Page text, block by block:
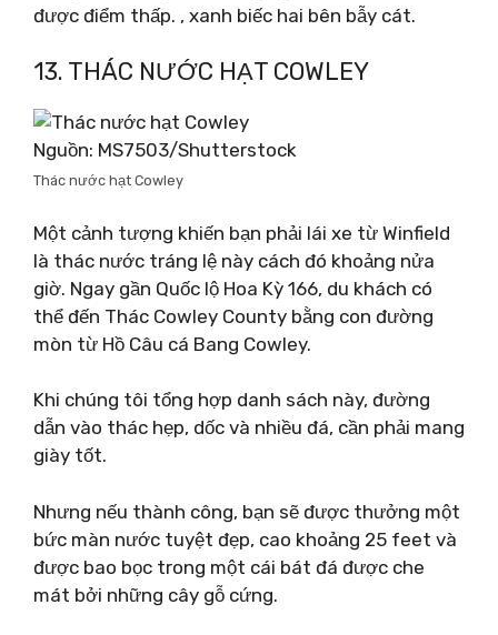
được điểm thấp. , xanh biếc hai bên bẫy cát.
13. THÁC NƯỚC HẠT COWLEY
Nguồn: MS7503/Shutterstock
Thác nước hạt Cowley
Một cảnh tượng khiến bạn phải lái xe từ Winfield
là thác nước tráng lệ này cách đó khoảng nửa
giờ. Ngay gần Quốc lộ Hoa Kỳ 166, du khách có
thể đến Thác Cowley County bằng con đường
mòn từ Hồ Câu cá Bang Cowley.
Khi chúng tôi tổng hợp danh sách này, đường
dẫn vào thác hẹp, dốc và nhiều đá, cần phải mang
giày tốt.
Nhưng nếu thành công, bạn sẽ được thưởng một
bức màn nước tuyệt đẹp, cao khoảng 25 feet và
được bao bọc trong một cái bát đá được che
mát bởi những cây gỗ cứng.